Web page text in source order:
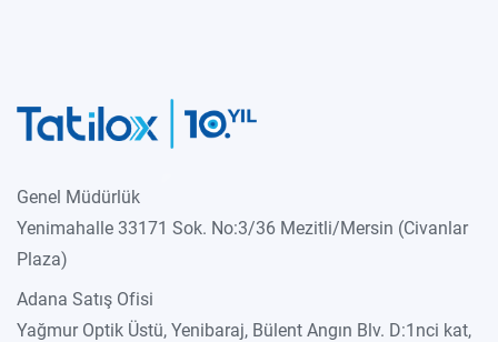
Genel Müdürlük
Yenimahalle 33171 Sok. No:3/36 Mezitli/Mersin (Civanlar
Plaza)
Adana Satış Ofisi
Yağmur Optik Üstü, Yenibaraj, Bülent Angın Blv. D:1nci kat,